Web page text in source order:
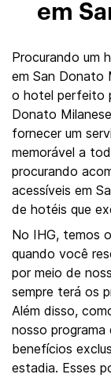
em
Procurando um
em San Donato
o hotel perfeito
Donato
fornecer um
memorável a
procurando
acessíveis em
de hotéis que
No IHG, temos
quando você
por meio de
sempre terá os
Além disso,
nosso
benefícios
estadia. Esses